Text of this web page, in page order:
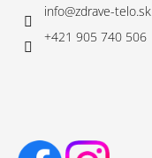
info@zdrave-telo.sk
+421 905 740 506